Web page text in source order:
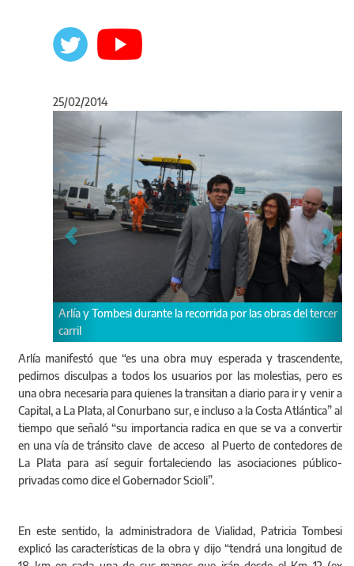
25/02/2014
del tercer
La obra será financiada a través de Vialidad por el Fondo
Fiduciario de Infraestructura Vial.
Anterior
Arlía manifestó que “es una obra muy esperada y trascendente,
pedimos disculpas a todos los usuarios por las molestias, pero es
una obra necesaria para quienes la transitan a diario para ir y venir a
Capital, a La Plata, al Conurbano sur, e incluso a la Costa Atlántica” al
tiempo que señaló “su importancia radica en que se va a convertir
en una vía de tránsito clave de acceso al Puerto de contedores de
La Plata para así seguir fortaleciendo las asociaciones público-
privadas como dice el Gobernador Scioli”.
En este sentido, la administradora de Vialidad, Patricia Tombesi
explicó las características de la obra y dijo “tendrá una longitud de